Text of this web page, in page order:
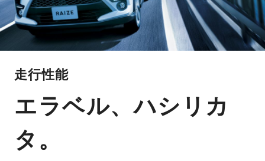
走行性能
エラベル、ハシリカ
タ。